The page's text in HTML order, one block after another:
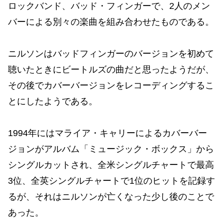
ロックバンド、バッド・フィンガーで、2人のメン
バーによる別々の楽曲を組み合わせたものである。
ニルソンはバッドフィンガーのバージョンを初めて
聴いたときにビートルズの曲だと思ったようだが、
その後でカバーバージョンをレコーディングするこ
とにしたようである。
1994年にはマライア・キャリーによるカバーバー
ジョンがアルバム「ミュージック・ボックス」から
シングルカットされ、全米シングルチャートで最高
3位、全英シングルチャートで1位のヒットを記録す
るが、それはニルソンが亡くなった少し後のことで
あった。